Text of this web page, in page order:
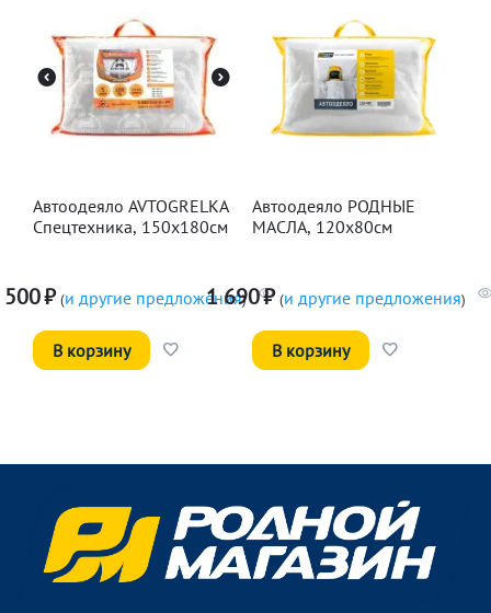
Автоодеяло AVTOGRELKA
Спецтехника, 150х180см
₽ (и другие предложения)
В корзину
Автоодеяло РОДНЫЕ
МАСЛА, 120х80см
1 690₽ (и другие предложения)
В корзину